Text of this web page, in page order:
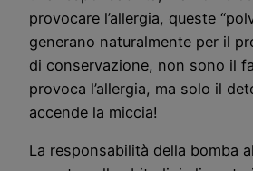
provocare l’allergia, queste
generano naturalmente per il
di conservazione, non sono il
provoca l’allergia, ma solo il
accende la miccia!
La responsabilità della bomba